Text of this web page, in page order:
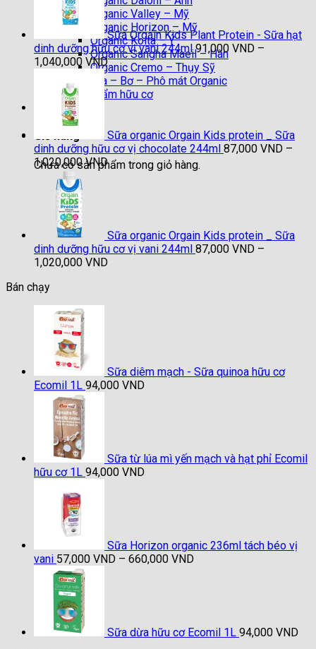
Organic Valley – Mỹ
Organic Horizon – Mỹ
Organic Koita – Ý
Organic Sangha Maeil – Hàn
Organic Cremo – Thụy Sỹ
Sữa chua – Bơ – Phô mát Organic
Thực phẩm hữu cơ
Liên hệ
Giỏ hàng
Chưa có sản phẩm trong giỏ hàng.
đến
1,040,000 VND
Sữa Orgain Kids Plant Protein - Sữa hạt
dinh dưỡng hữu cơ vị vani 244ml 91,000 VND –
1,040,000 VNDKhoảng
giá:
từ
91,000 VND
1,040,000 VND
Sữa organic Orgain Kids protein _ Sữa
dinh dưỡng hữu cơ vị chocolate 244ml 87,000 VND –
1,020,000VNDKhoảng
1,020,000 VND
Sữa organic Orgain Kids protein _ Sữa
dinh dưỡng hữu cơ vị vani 244ml 87,000 VND –
1,020,000 VNDKhoảng
Bán chạy
Sữa diêm mạch - Sữa quinoa hữu cơ
Ecomil 1L 94,000 VND
Sữa từ lúa mì yến mạch và hạt phỉ Ecomil
hữu cơ 1L 94,000 VND
Sữa Horizon organic 236ml tách béo vị
vani 57,000 VND – 660,000 VNDKhoảng
660,000 VND
Sữa dừa hữu cơ Ecomil 1L 94,000 VND